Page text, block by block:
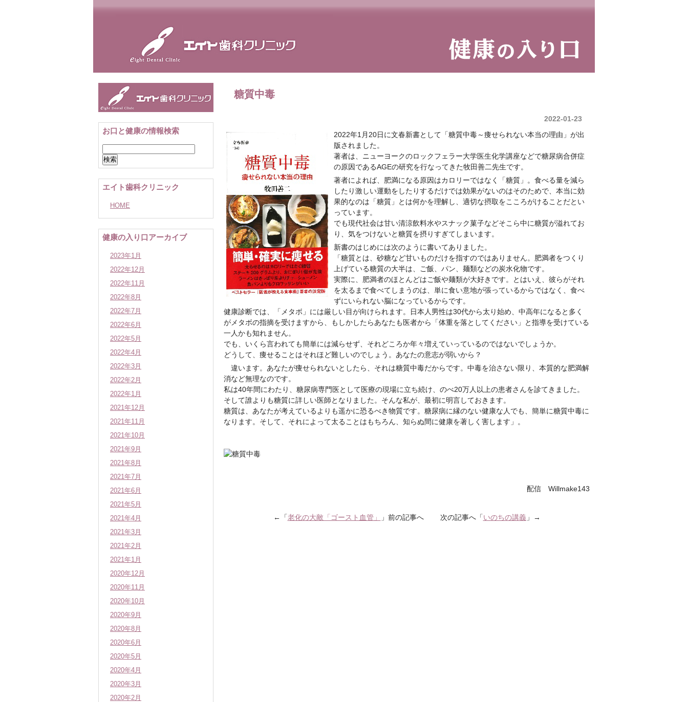
お口と健康の情報検索
索:
エイト歯科クリニック
HOME
健康の入り口アーカイブ
2023年1月
2022年12月
2022年11月
2022年8月
2022年7月
2022年6月
2022年5月
2022年4月
2022年3月
2022年2月
2022年1月
2021年12月
2021年11月
2021年10月
2021年9月
2021年8月
2021年7月
2021年6月
2021年5月
2021年4月
2021年3月
2021年2月
2021年1月
2020年12月
2020年11月
2020年10月
2020年9月
2020年8月
2020年6月
2020年5月
2020年4月
2020年3月
2020年2月
糖質中毒
2022-01-23
2022年1月20日に文春新書として「糖質中毒～痩せられない本当の理由」が出
版されました。
著者は、ニューヨークのロックフェラー大学医生化学講座などで糖尿病合併症
の原因であるAGEの研究を行なってきた牧田善二先生です。
著者によれば、肥満になる原因はカロリーではなく「糖質」。食べる量を減ら
したり激しい運動をしたりするだけでは効果がないのはそのためで、本当に効
果的なのは「糖質」とは何かを理解し、適切な摂取をこころがけることだとい
っています。
でも現代社会は甘い清涼飲料水やスナック菓子などそこら中に糖質が溢れてお
り、気をつけないと糖質を摂りすぎてしまいます。
新書のはじめには次のように書いてありました。
「糖質とは、砂糖など甘いものだけを指すのではありません。肥満者をつくり
上げている糖質の大半は、ご飯、パン、麺類などの炭水化物です。
実際に、肥満者のほとんどはご飯や麺類が大好きです。とはいえ、彼らがそれ
を太るまで食べてしまうのは、単に食い意地が張っているからではなく、食べ
ずにいられない脳になっているからです。
健康診断では、「メタボ」には厳しい目が向けられます。日本人男性は30代から太り始め、中高年になると多く
がメタボの指摘を受けますから、もしかしたらあなたも医者から「体重を落としてください」と指導を受けている
一人かも知れません。
でも、いくら言われても簡単には減らせず、それどころか年々増えていっているのではないでしょうか。
どうして、痩せることはそれほど難しいのでしょう。あなたの意志が弱いから？
違います。あなたが痩せられないとしたら、それは糖質中毒だからです。中毒を治さない限り、本質的な肥満解
消など無理なのです。
私は40年間にわたり、糖尿病専門医として医療の現場に立ち続け、のべ20万人以上の患者さんを診てきました。
そして誰よりも糖質に詳しい医師となりました。そんな私が、最初に明言しておきます。
糖質は、あなたが考えているよりも遥かに恐るべき物質です。糖尿病に縁のない健康な人でも、簡単に糖質中毒に
なります。そして、それによって太ることはもちろん、知らぬ間に健康を著しく害します」。
配信 Willmake143
←「老化の大敵「ゴースト血管」 」前の記事へ 次の記事へ「いのちの講義」→